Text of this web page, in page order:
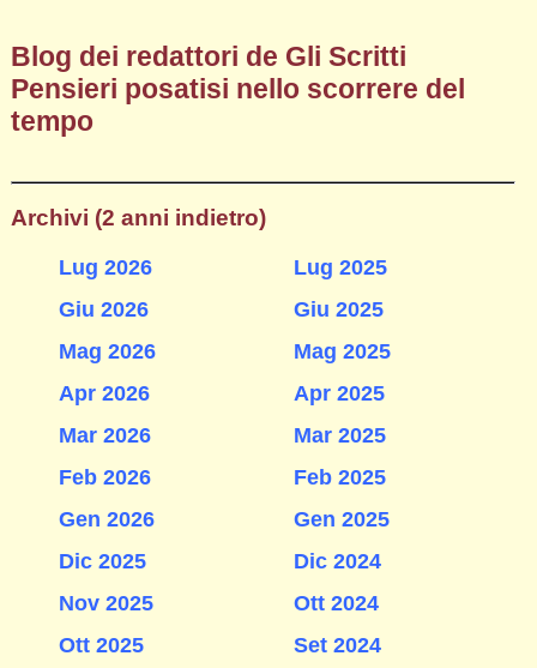
Blog dei redattori de Gli Scritti
Pensieri posatisi nello scorrere del
tempo
Archivi (2 anni indietro)
Lug 2026
Giu 2026
Mag 2026
Apr 2026
Mar 2026
Feb 2026
Gen 2026
Dic 2025
Nov 2025
Ott 2025
Lug 2025
Giu 2025
Mag 2025
Apr 2025
Mar 2025
Feb 2025
Gen 2025
Dic 2024
Ott 2024
Set 2024